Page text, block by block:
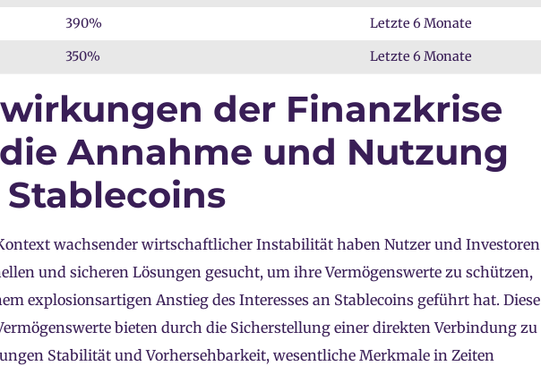
390% Letzte 6 Monate
350% Letzte 6 Monate
der Finanzkrise
Annahme und Nutzung
wachsender wirtschaftlicher Instabilität haben Nutzer und Investoren
und sicheren Lösungen gesucht, um ihre Vermögenswerte zu schützen,
explosionsartigen Anstieg des Interesses an Stablecoins geführt hat. Diese
bieten durch die Sicherstellung einer direkten Verbindung zu
Stabilität und Vorhersehbarkeit, wesentliche Merkmale in Zeiten